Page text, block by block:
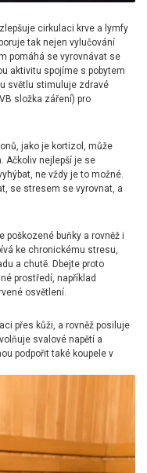
cirkulaci krve a lymfy
tak nejen vylučování
pomáhá se vyrovnávat se
aktivitu spojíme s pobytem
světlu stimuluje zdravé
složka záření) pro
jako je kortizol, může
Ačkoliv nejlepší je se
ne vždy je to možné.
se stresem se vyrovnat, a
poškozené buňky a rovněž i
ke chronickému stresu,
a chutě. Dbejte proto
prostředí, například
osvětlení.
přes kůži, a rovněž posiluje
svalové napětí a
podpořit také koupele v